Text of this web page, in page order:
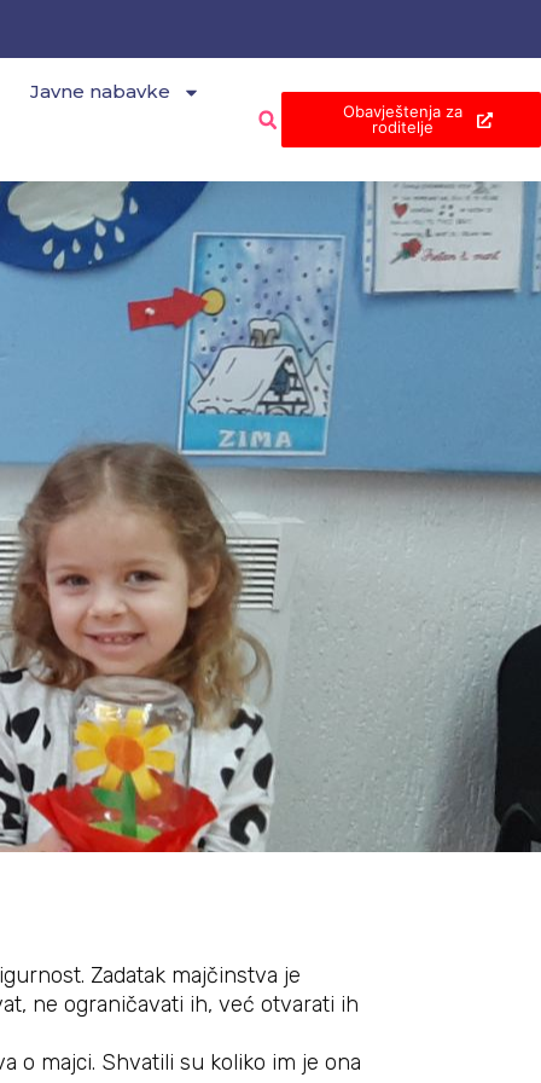
Javne nabavke
Obavještenja za
roditelje
Zadatak majčinstva je
ne ograničavati ih, već otvarati ih
o majci. Shvatili su koliko im je ona